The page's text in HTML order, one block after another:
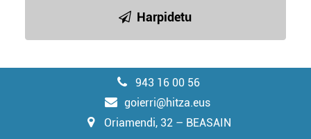
Harpidetu
943 16 00 56
goierri@hitza.eus
Oriamendi, 32 – BEASAIN